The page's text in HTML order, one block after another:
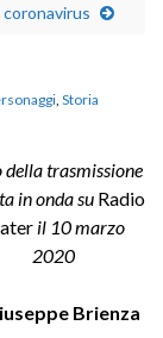
Storia
della trasmissione
in onda su Radio
il 10 marzo
2020
Brienza